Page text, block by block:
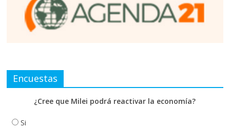
Encuestas
¿Cree que Milei podrá reactivar la economía?
Si